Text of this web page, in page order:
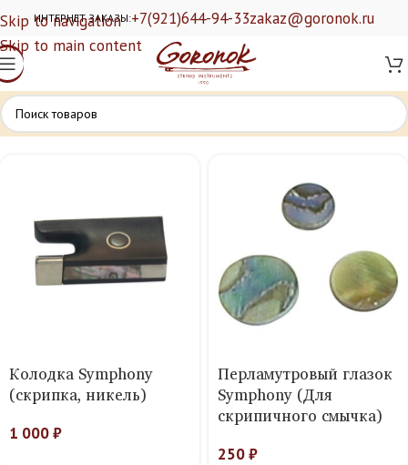
Skip to navigation
Skip to main content
ИНТЕРНЕТ ЗАКАЗЫ:+7(921)644-94-33zakaz@goronok.ru
Колодка Symphony
(скрипка, никель)
1 000₽
Перламутровый глазок
Symphony (Для
скрипичного смычка)
250₽